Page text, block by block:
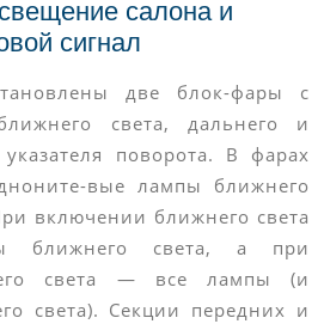
салона и
сигнал
две блок-фары с
света, дальнего и
указателя поворота. В фарах
вые лампы ближнего
включении ближнего света
ближнего света, а при
света — все лампы (и
света). Секции передних и